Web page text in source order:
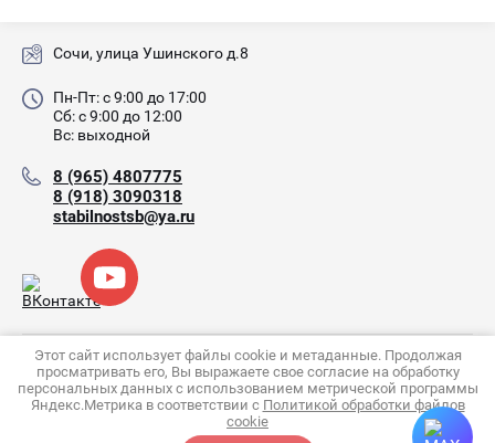
Сочи, улица Ушинского д.8
Пн-Пт: с 9:00 до 17:00
Сб: с 9:00 до 12:00
Вс: выходной
8 (965) 4807775
8 (918) 3090318
stabilnostsb@ya.ru
Copyright © 2007 - 2026 Стабильность-ЛТД (ИП Богданов
С.А.)
Политика конфиденциальности
Этот сайт использует файлы cookie и метаданные. Продолжая
просматривать его, Вы выражаете свое согласие на обработку
персональных данных с использованием метрической программы
Яндекс.Метрика в соответствии с Политикой обработки файлов
cookie